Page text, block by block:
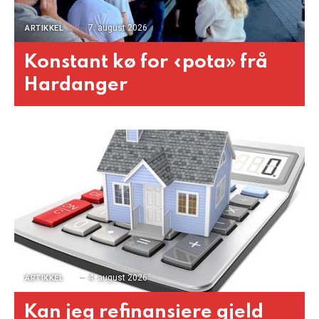
ARTIKKEL 7. august 2026
Konstant kø for «pota» frå
Hardanger
ARTIKKEL 4. august 2026
Kan jeg refinansiere gjeld